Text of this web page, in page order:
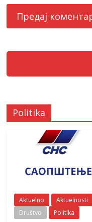
Politika
Aktuelno
Aktuelnosti
Društvo
Politika